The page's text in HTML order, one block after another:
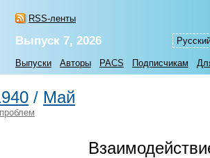
RSS-ленты
Выпуск 7, 2026
Выпуски Авторы PACS Подписчикам
/ Май